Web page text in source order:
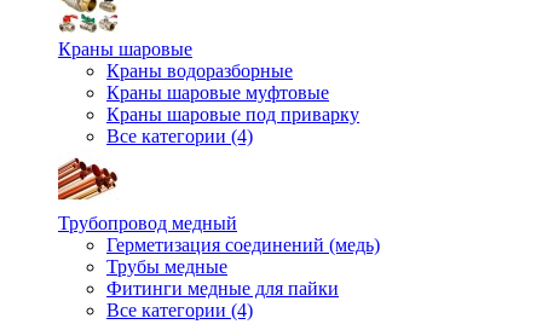
Краны шаровые
Краны водоразборные
Краны шаровые муфтовые
Краны шаровые под приварку
Все категории (4)
Трубопровод медный
Герметизация соединений (медь)
Трубы медные
Фитинги медные для пайки
Все категории (4)